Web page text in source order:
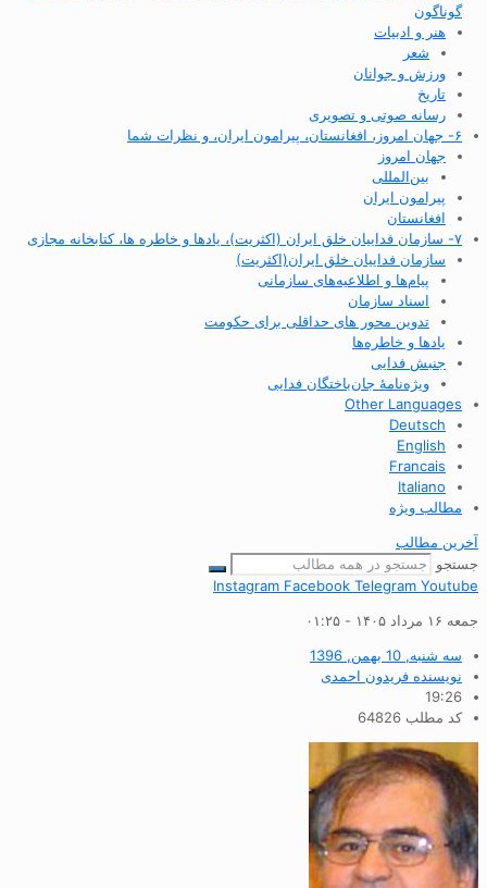
گوناگون
هنر و ادبیات
شعر
ورزش و جوانان
تاریخ
رسانه صوتی و تصویری
۶- جهان امروز، افغانستان، پیرامون ایران، و نظرات شما
جهان امروز
بین‌المللی
پیرامون ایران
افغانستان
۷- سازمان فداییان خلق ایران (اکثریت)، یادها و خاطره ها، کتابخانه مجازی
سازمان فداییان خلق ایران(اکثریت)
پیام‌ها و اطلاعیه‌های سازمانی
اسناد سازمان
تدوین محور های حداقلی برای حکومت
یادها و خاطره‌ها
جنبش فدایی
ویژه‌نامهٔ جان‌باختگان فدایی
Other Languages
Deutsch
English
Francais
Italiano
مطالب ویژه
آخرین مطالب
جستجو
Instagram Facebook Telegram Youtube
جمعه ۱۶ مرداد ۱۴۰۵ - ۰۱:۲۵
سه شنبه, 10 بهمن, 1396
نویسنده فریدون احمدی
19:26
کد مطلب 64826